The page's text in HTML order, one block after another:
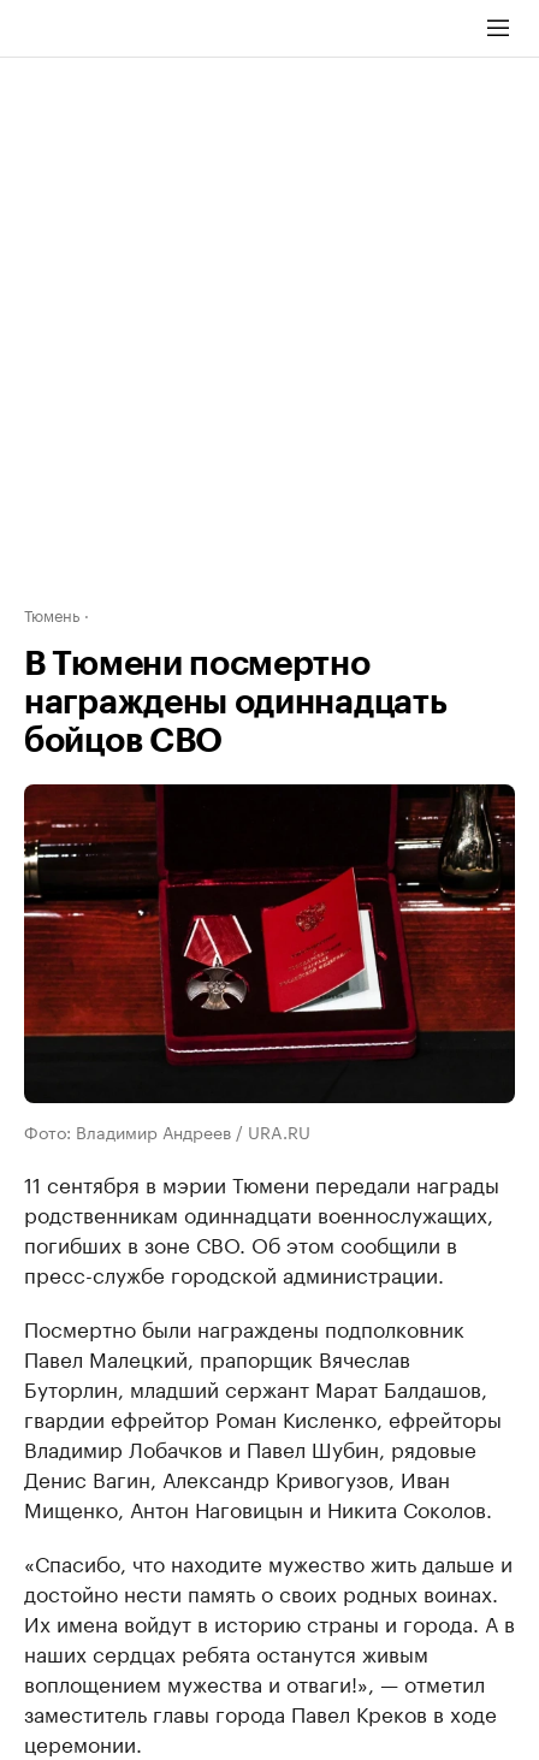
Тюмень
В Тюмени посмертно
награждены одиннадцать
бойцов СВО
Фото: Владимир Андреев / URA.RU
11 сентября в мэрии Тюмени передали награды
родственникам одиннадцати военнослужащих,
погибших в зоне СВО. Об этом сообщили в
пресс-службе городской администрации.
Посмертно были награждены подполковник
Павел Малецкий, прапорщик Вячеслав
Буторлин, младший сержант Марат Балдашов,
гвардии ефрейтор Роман Кисленко, ефрейторы
Владимир Лобачков и Павел Шубин, рядовые
Денис Вагин, Александр Кривогузов, Иван
Мищенко, Антон Наговицын и Никита Соколов.
«Спасибо, что находите мужество жить дальше и
достойно нести память о своих родных воинах.
Их имена войдут в историю страны и города. А в
наших сердцах ребята останутся живым
воплощением мужества и отваги!», — отметил
заместитель главы города Павел Креков в ходе
церемонии.